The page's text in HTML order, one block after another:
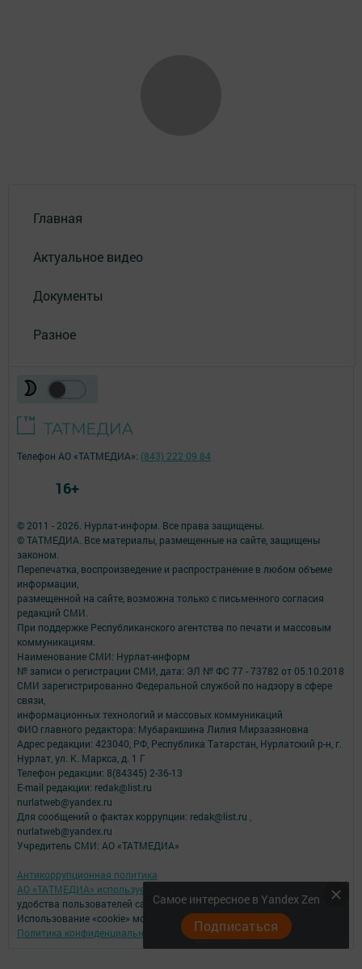
Главная
Актуальное видео
Документы
Разное
Самое интересное в Yandex Zen
Подписаться
© 2011 - 2026. Нурлат-⁠информ. Все права защищены.
© ТАТМЕДИА. Все материалы, размещенные на сайте, защищены
законом.
Перепечатка, воспроизведение и распространение в любом объеме
информации,
размещенной на сайте, возможна только с письменного согласия
редакций СМИ.
При поддержке Республиканского агентства по печати и массовым
коммуникациям.
Наименование СМИ: Нурлат-⁠информ
№ записи о регистрации СМИ, дата: ЭЛ № ФС 77 -⁠ 73782 от 05.10.2018
СМИ зарегистрированно Федеральной службой по надзору в сфере
связи,
информационных технологий и массовых коммуникаций
ФИО главного редактора: Мубаракшина Лилия Мирзазяновна
Адрес редакции: 423040, РФ, Республика Татарстан, Нурлатский р-н, г.
Нурлат, ул. К. Маркса, д. 1 Г
Телефон редакции: 8(84345) 2-36-13
E-mail редакции: redak@list.ru
nurlatweb@yandex.ru
Для сообщений о фактах коррупции: redak@list.ru ,
nurlatweb@yandex.ru
Учредитель СМИ: АО «ТАТМЕДИА»
Антикоррупционная политика
АО «ТАТМЕДИА» использует «cookie»
для персонализации сервисов и
удобства пользователей сайтом.
Использование «cookie» можно отменить в настройках браузера.
Политика конфиденциальности
Телефон АО «ТАТМЕДИА»: (843) 222 09 84
16+